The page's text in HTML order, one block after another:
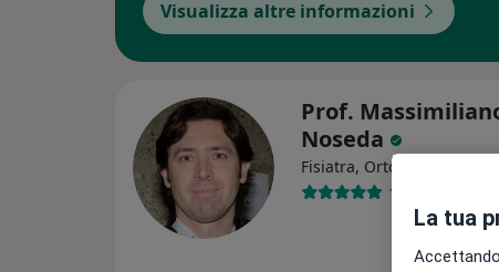
Visualizza altre informazioni
Prof.
Noseda
Fisiatra, Ortopedico
167 recensioni
La tua